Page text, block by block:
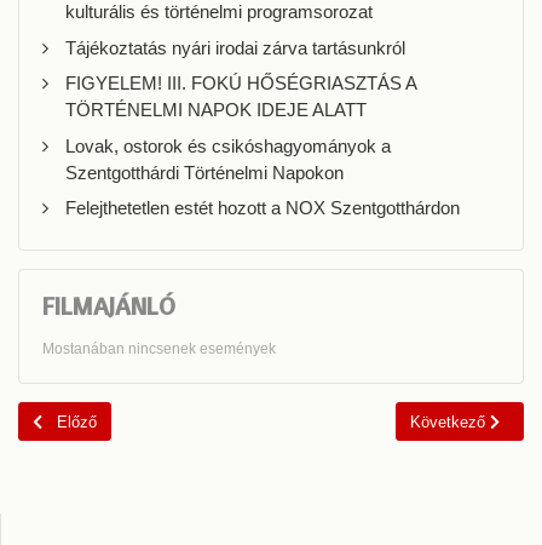
kulturális és történelmi programsorozat
Tájékoztatás nyári irodai zárva tartásunkról
FIGYELEM! III. FOKÚ HŐSÉGRIASZTÁS A
TÖRTÉNELMI NAPOK IDEJE ALATT
Lovak, ostorok és csikóshagyományok a
Szentgotthárdi Történelmi Napokon
Felejthetetlen estét hozott a NOX Szentgotthárdon
FILMAJÁNLÓ
Mostanában nincsenek események
Előző cikk: Várunk minden rockyzni vágyó fiatalt
Előző Következő cikk: A
Következő